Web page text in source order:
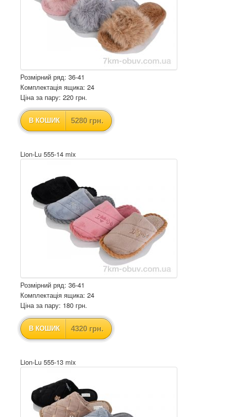
Розмірний ряд: 36-41
Комплектація ящика: 24
Ціна за пару: 220 грн.
В КОШИК 5280 грн.
Lion-Lu 555-14 mix
Розмірний ряд: 36-41
Комплектація ящика: 24
Ціна за пару: 180 грн.
В КОШИК 4320 грн.
Lion-Lu 555-13 mix